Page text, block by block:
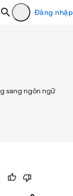
Đăng nhập
sang ngôn ngữ